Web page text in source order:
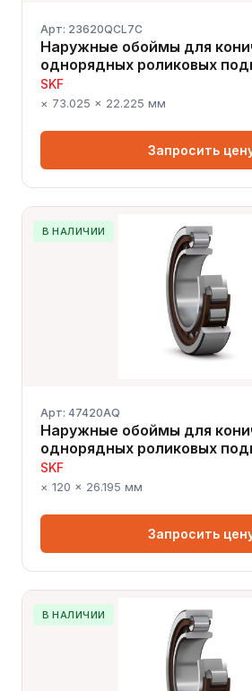
Арт: 23620QCL7C
Наружные обоймы для
однорядных роликовых
SKF
× 73.025 × 22.225 мм
Запросить
В НАЛИЧИИ
Арт: 47420AQ
Наружные обоймы для
однорядных роликовых
SKF
× 120 × 26.195 мм
Запросить
В НАЛИЧИИ